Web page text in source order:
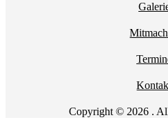
Copyright © 2026 .